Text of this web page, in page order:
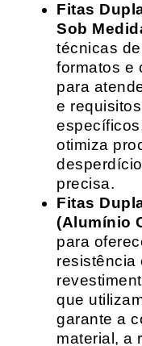
Fitas
Sob
técnicas
formatos e
para
e
otimiza
precisa.
Fitas
(Alumínio
para
resistência
que
garante a
material, a